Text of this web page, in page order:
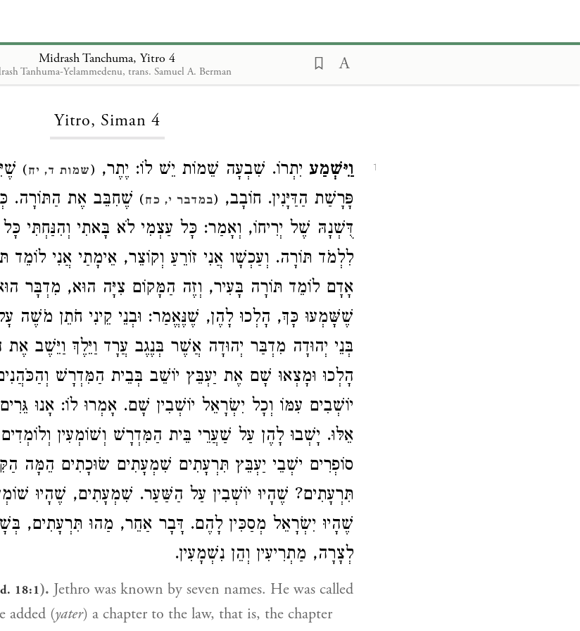
Midrash Tanchuma, Yitro 4
Tanhuma-Yelammedenu, trans. Samuel A. Berman
Loading...
Yitro, Siman 4
1 וַיִּשְׁמַע יִתְרוֹ. שִׁבְעָה שֵׁמוֹת יֵשׁ לוֹ: יֶתֶר, (שמות ד, יח)
פָּרָשַׁת הַדַּיָּנִין. חוֹבָב, (במדבר י, כח) שֶׁחִבֵּב אֶת הַתּוֹרָה.
דֻּשְׁנָהּ שֶׁל יְרִיחוֹ, וְאָמַר: כָּל עַצְמִי לֹא בָּאתִי וְהִנַּחְתִּי
לִלְמֹד תּוֹרָה. וְעַכְשָׁו אֲנִי זוֹרֵעַ וְקוֹצֵר, אֵימָתַי אֲנִי לוֹמֵד
אָדָם לוֹמֵד תּוֹרָה בָּעִיר, וְזֶה הַמָּקוֹם צִיָּה הוּא, מִדְבָּר
שֶׁשָּׁמְעוּ כָּךְ, הָלְכוּ לָהֶן, שֶׁנֶּאֱמַר: וּבְנֵי קֵינִי חֹתֵן מֹשֶׁה
בְּנֵי יְהוּדָה מִדְבַּר יְהוּדָה אֲשֶׁר בְּנֶגֶב עֲרָד וַיֵּלֶךְ וַיֵּשֶׁב אֶת
הָלְכוּ וּמָצְאוּ שָׁם אֶת יַעְבֵּץ יוֹשֵׁב בְּבֵית הַמִּדְרָשׁ
יוֹשְׁבִים עִמּוֹ וְכָל יִשְׂרָאֵל יוֹשְׁבִין שָׁם. אָמְרוּ לוֹ: אָנוּ
אֵלּוּ. יָשְׁבוּ לָהֶן עַל שַׁעֲרֵי בֵּית הַמִּדְרָשׁ וְשׁוֹמְעִין
סוֹפְרִים ישְׁבֵי יַעְבֵּץ תִּרְעָתִים שִׁמְעָתִים שׂוּכָתִים הֵמָּה
תִּרְעָתִים? שֶׁהָיוּ יוֹשְׁבִין עַל הַשַּׁעַר. שִׁמְעָתִים, שֶׁהָיוּ
שֶׁהָיוּ יִשְׂרָאֵל מְסַכִּין לָהֶם. דָּבָר אַחֵר, מַהוּ תִּרְעָתִים,
לְצָרָה, מַתְרִיעִין וְהֵן נִשְׁמָעִין.
18:1). Jethro was known by seven names. He was called
added (yater) a chapter to the law, that is, the chapter